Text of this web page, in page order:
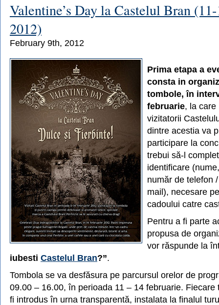
de
la
amanate
ger
Valentine’s Day la Castelul Bran
2012)
February 9th, 2012
Prima etapa a
consta in
tombole, în
februarie, la care
vizitatorii
dintre acestia va
participare la
trebui să-l
identificare
număr de telefon
mail), necesare
cadoului catre
Pentru a fi parte
propusa de
vor răspunde la
iubesti Castelul Bran?”.
Tombola se va desfăsura pe parcursul orelor de
09.00 – 16.00, în perioada 11 – 14 februarie. Fiecare
fi introdus în urna transparentă, instalata la finalul